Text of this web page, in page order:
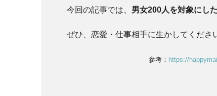
今回の記事では、 男女200人を対象にし
ぜひ、恋愛・仕事相手に生かしてくださ
参考： https://